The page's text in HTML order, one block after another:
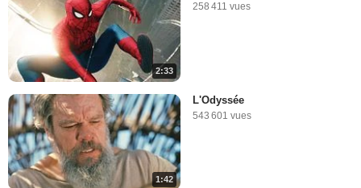
2:33
258 411 vues
1:42
L'Odyssée
543 601 vues